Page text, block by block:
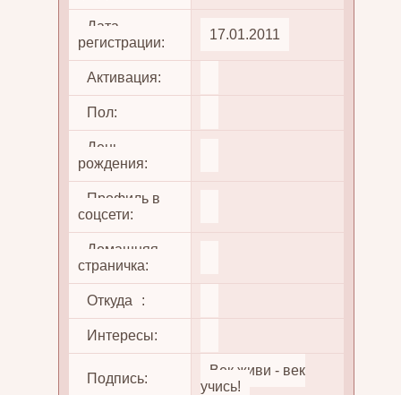
Дата
регистрации:
17.01.2011
Активация:
Пол:
День
рождения:
Профиль в
соцсети:
Домашняя
страничка:
Откуда :
Интересы:
Подпись:
Век живи - век
учись!